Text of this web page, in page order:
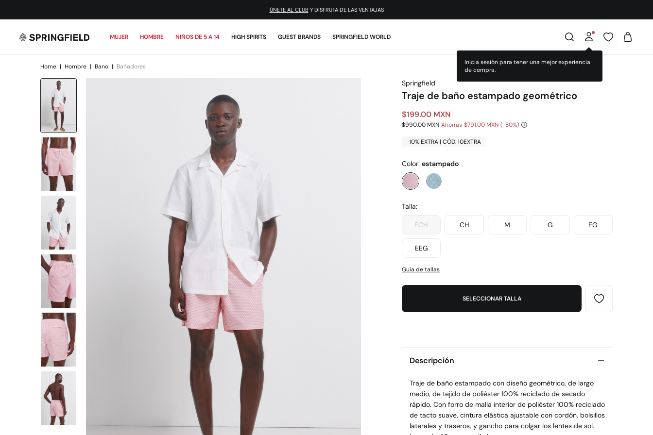
MUJER HOMBRE NIÑOS DE 5 A 14 HIGH SPIRITS GUEST BRANDS SPRINGFIELD WORLD
Inicia sesión para tener una mejor experiencia
de compra.
Home | Hombre | Bano | Bañadores
Springfield
Traje de baño estampado geométrico
$199.00 MXN
$990.00 MXN Ahorras $791.00 MXN 80
-10% EXTRA | CÓD: 10EXTRA
Color: estampado
Talla:
ECH CH M G EG
EEG
Guía de tallas
SELECCIONAR TALLA
Descripción
Traje de baño estampado con diseño geométrico, de largo
medio, de tejido de poliéster 100% reciclado de secado
rápido. Con forro de malla interior de poliéster 100% reciclado
de tacto suave, cintura elástica ajustable con cordón, bolsillos
laterales y traseros, y gancho para colgar los lentes de sol.